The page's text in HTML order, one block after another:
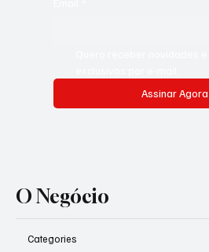
Assinar Agora
O Negócio
Categories